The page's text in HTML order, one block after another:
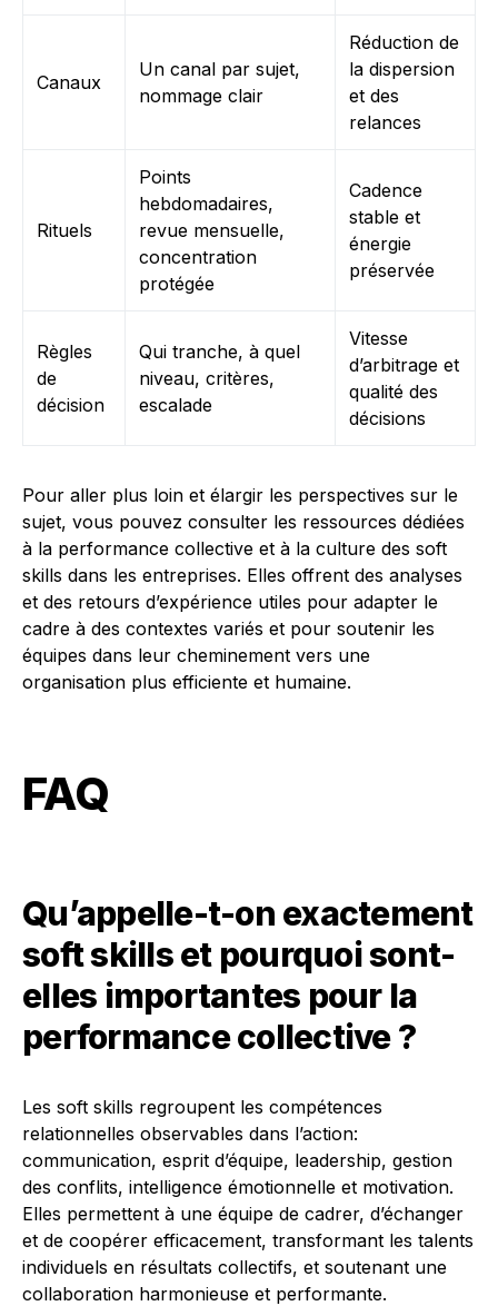
Canaux
Un canal par sujet,
nommage clair
Réduction de
la dispersion
et des
relances
Rituels
Points
hebdomadaires,
revue mensuelle,
concentration
protégée
Cadence
stable et
énergie
préservée
Règles
de
décision
Qui tranche, à quel
niveau, critères,
escalade
Vitesse
d’arbitrage et
qualité des
décisions
Pour aller plus loin et élargir les perspectives sur le
sujet, vous pouvez consulter les ressources dédiées
à la performance collective et à la culture des soft
skills dans les entreprises. Elles offrent des analyses
et des retours d’expérience utiles pour adapter le
cadre à des contextes variés et pour soutenir les
équipes dans leur cheminement vers une
organisation plus efficiente et humaine.
FAQ
Qu’appelle-t-on exactement
soft skills et pourquoi sont-
elles importantes pour la
performance collective ?
Les soft skills regroupent les compétences
relationnelles observables dans l’action:
communication, esprit d’équipe, leadership, gestion
des conflits, intelligence émotionnelle et motivation.
Elles permettent à une équipe de cadrer, d’échanger
et de coopérer efficacement, transformant les talents
individuels en résultats collectifs, et soutenant une
collaboration harmonieuse et performante.